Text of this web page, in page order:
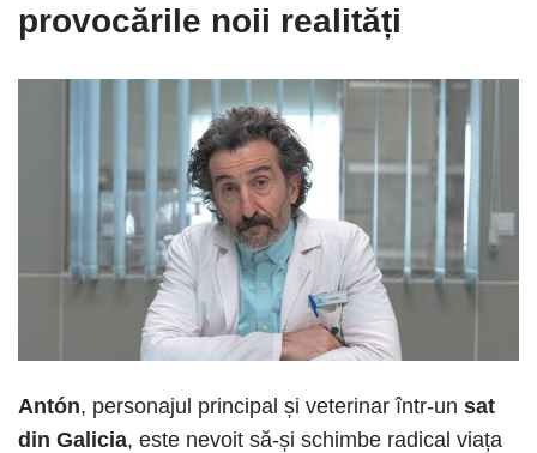
provocările noii realități
Antón, personajul principal și veterinar într-un sat
din Galicia, este nevoit să-și schimbe radical viața